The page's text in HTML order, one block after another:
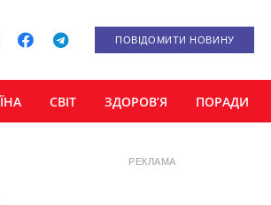
ПОВІДОМИТИ НОВИНУ
СВІТ ЗДОРОВ’Я ПОРАДИ
РЕКЛАМА